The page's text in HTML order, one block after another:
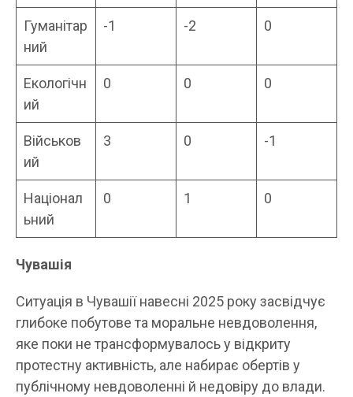
Гуманітар
ний
-1 -2 0
Екологічн
ий
0 0 0
Військов
ий
3 0 -1
Націонал
ьний
0 1 0
Чувашія
Ситуація в Чувашії навесні 2025 року засвідчує
глибоке побутове та моральне невдоволення,
яке поки не трансформувалось у відкриту
протестну активність, але набирає обертів у
публічному невдоволенні й недовіру до влади.